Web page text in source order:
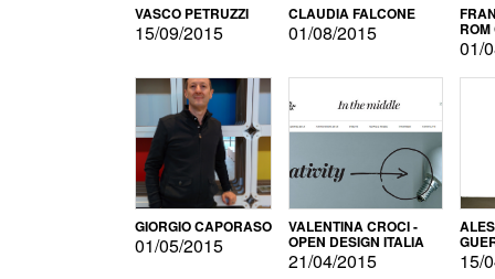
VASCO PETRUZZI
15/09/2015
CLAUDIA FALCONE
01/08/2015
01/
GIORGIO CAPORASO
01/05/2015
VALENTINA CROCI -
OPEN DESIGN ITALIA
21/04/2015 15/